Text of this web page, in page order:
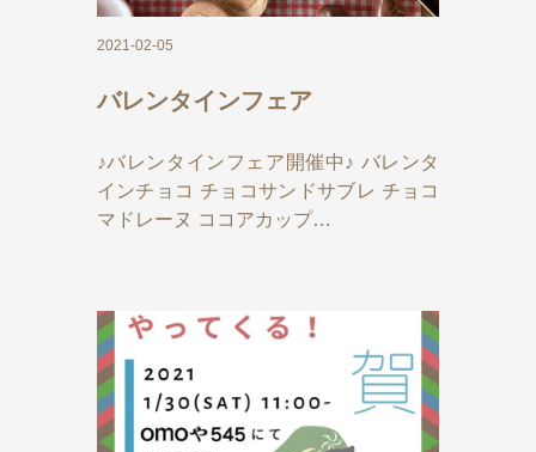
2021-02-05
バレンタインフェア
♪バレンタインフェア開催中♪ バレンタ
インチョコ チョコサンドサブレ チョコ
マドレーヌ ココアカップ…